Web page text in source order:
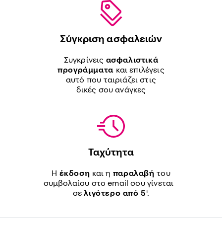
Σύγκριση ασφαλειών
Συγκρίνεις ασφαλιστικά
προγράμματα και επιλέγεις
αυτό που ταιριάζει στις
δικές σου ανάγκες
Ταχύτητα
Η έκδοση και η παραλαβήτου
συμβολαίου στο email σου γίνεται
σελιγότερο από 5'.